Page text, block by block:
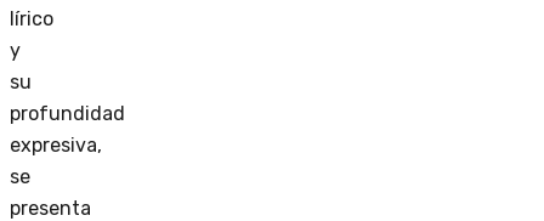
lírico
y
su
profundidad
expresiva,
se
presenta